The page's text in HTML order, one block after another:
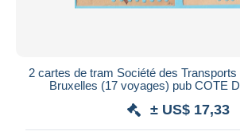
2 cartes de tram Société des
Bruxelles (17 voyages) pub COTE
± US$ 17,33